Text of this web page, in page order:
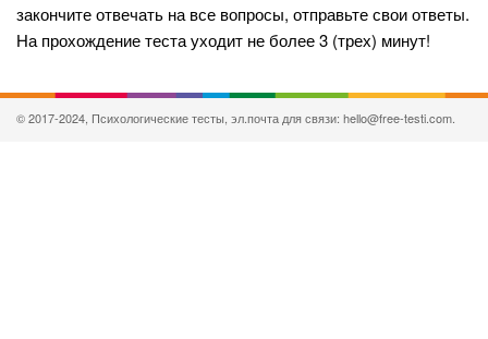
закончите отвечать на все вопросы, отправьте свои ответы.
На прохождение теста уходит не более 3 (трех) минут!
© 2017-2024, Психологические тесты, эл.почта для связи: hello@free-testi.com.